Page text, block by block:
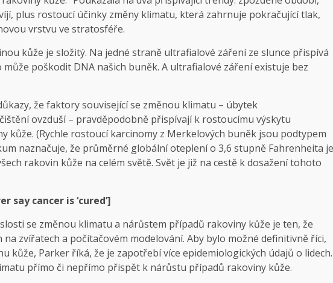
plus rostoucí účinky změny klimatu, která zahrnuje pokračující tlak,
vrstvu ve stratosféře.
kůže je složitý. Na jedné straně ultrafialové záření ze slunce přispívá
poškodit DNA našich buněk. A ultrafialové záření existuje bez
že faktory související se změnou klimatu – úbytek
ovzduší – pravděpodobně přispívají k rostoucímu výskytu
kůže. (Rychle rostoucí karcinomy z Merkelových buněk jsou podtypem
naznačuje, že průměrné globální oteplení o 3,6 stupně Fahrenheita je
rakovin kůže na celém světě. Svět je již na cestě k dosažení tohoto
say cancer is ‘cured’]
se změnou klimatu a nárůstem případů rakoviny kůže je ten, že
zvířatech a počítačovém modelování. Aby bylo možné definitivně říci,
kůže, Parker říká, že je zapotřebí více epidemiologických údajů o lidech.
přímo či nepřímo přispět k nárůstu případů rakoviny kůže.